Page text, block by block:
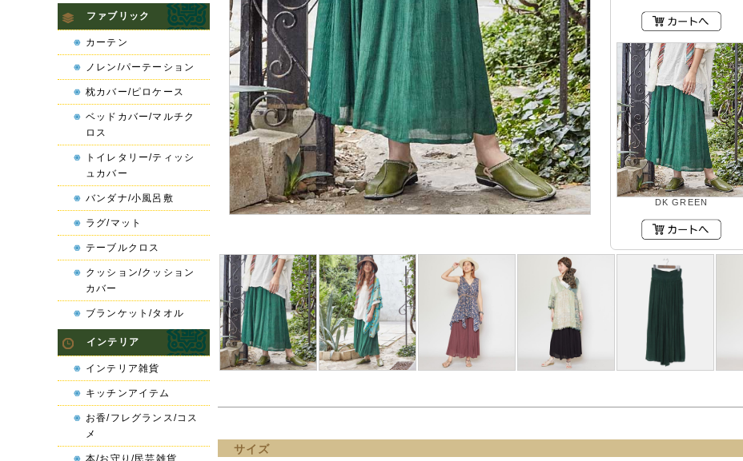
DK GREEN
サイズ
ファブリック
カーテン
ノレン/パーテーション
枕カバー/ピロケース
ベッドカバー/マルチク
ロス
トイレタリー/ティッシ
ュカバー
バンダナ/小風呂敷
ラグ/マット
テーブルクロス
クッション/クッション
カバー
ブランケット/タオル
インテリア
インテリア雑貨
キッチンアイテム
お香/フレグランス/コス
メ
本/お守り/民芸雑貨